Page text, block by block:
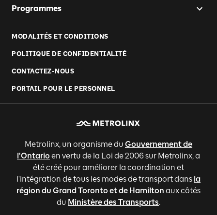
Programmes
MODALITÉS ET CONDITIONS
POLITIQUE DE CONFIDENTIALITÉ
CONTACTEZ-NOUS
PORTAIL POUR LE PERSONNEL
Metrolinx, un organisme du Gouvernement de
l'Ontario en vertu de la Loi de 2006 sur Metrolinx, a
été créé pour améliorer la coordination et
l'intégration de tous les modes de transport dans la
région du Grand Toronto et de Hamilton aux côtés
du Ministère des Transports.